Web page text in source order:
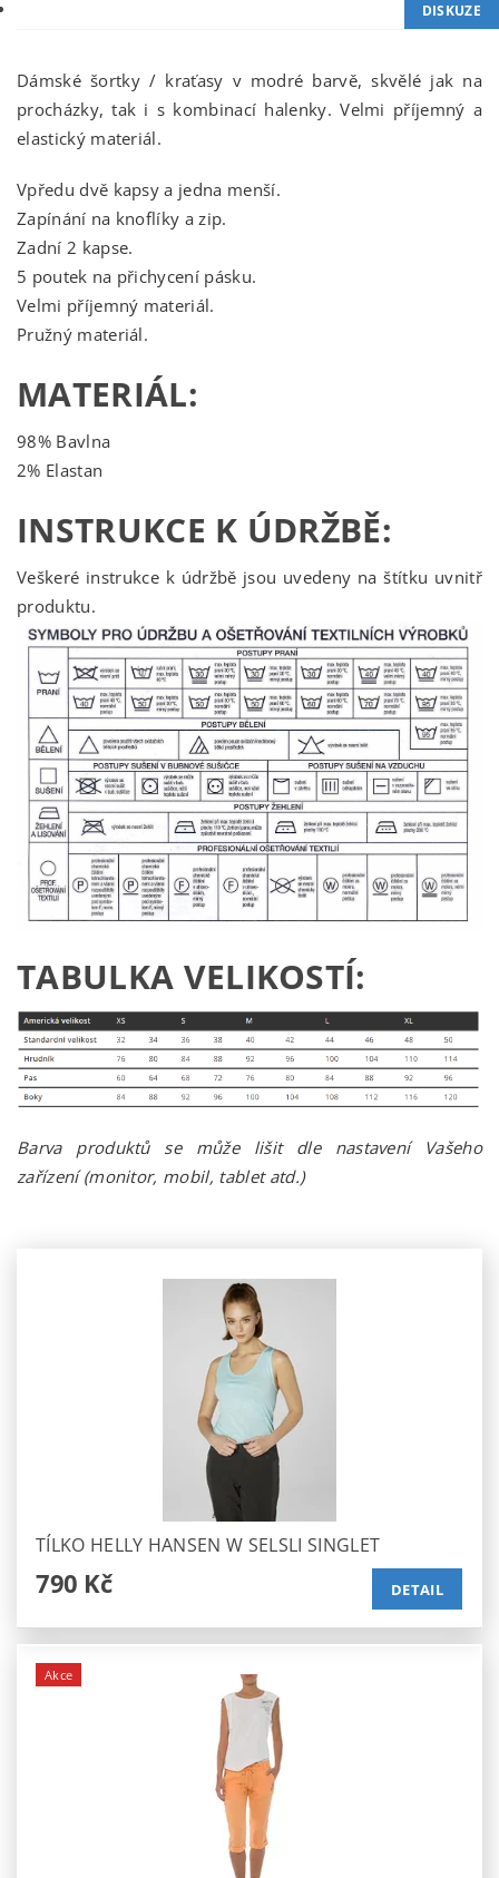
DISKUZE
Dámské šortky / kraťasy v modré barvě, skvělé jak na
procházky, tak i s kombinací halenky. Velmi příjemný a
elastický materiál.
Vpředu dvě kapsy a jedna menší.
Zapínání na knoflíky a zip.
Zadní 2 kapse.
5 poutek na přichycení pásku.
Velmi příjemný materiál.
Pružný materiál.
MATERIÁL:
98% Bavlna
2% Elastan
INSTRUKCE K ÚDRŽBĚ:
Veškeré instrukce k údržbě jsou uvedeny na štítku uvnitř
produktu.
TABULKA VELIKOSTÍ:
Barva produktů se může lišit dle nastavení Vašeho
zařízení (monitor, mobil, tablet atd.)
TÍLKO HELLY HANSEN W SELSLI SINGLET
790 Kč DETAIL
Akce